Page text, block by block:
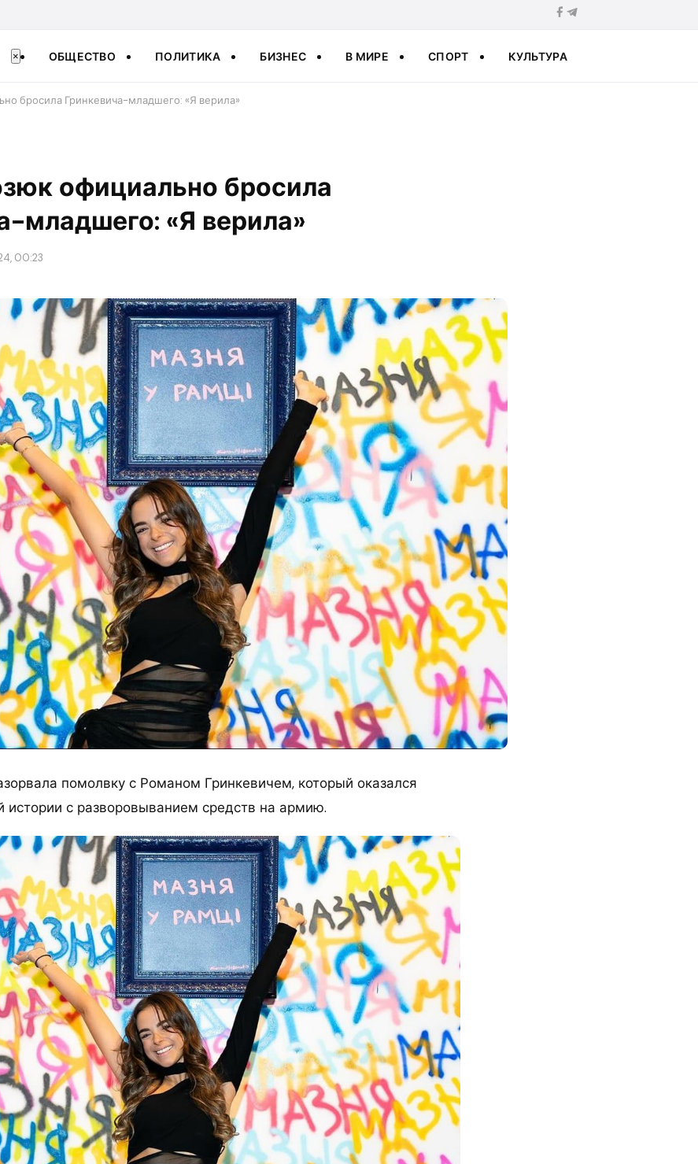
× ОБЩЕСТВО ПОЛИТИКА БИЗНЕС В МИРЕ СПОРТ КУЛЬТУРА
бросила Гринкевича-младшего: «Я верила»
официально бросила
младшего: «Я верила»
00:23
помолвку с Романом Гринкевичем, который оказался
истории с разворовыванием средств на армию.